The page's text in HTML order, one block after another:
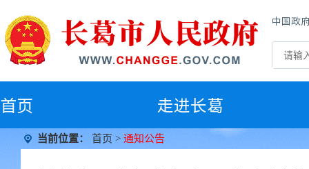
中国政
首页 走进长葛
当前位置： 首页 > 通知公告